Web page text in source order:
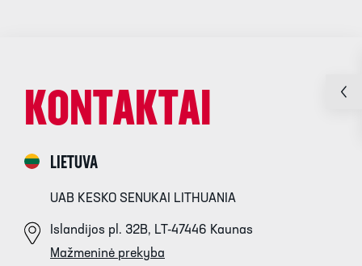
KONTAKTAI
LIETUVA
UAB KESKO SENUKAI LITHUANIA
Islandijos pl. 32B, LT-47446 Kaunas
Mažmeninė prekyba